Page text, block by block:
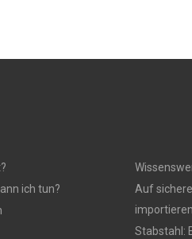
ich tun?
Auf
importieren
Stabstahl: